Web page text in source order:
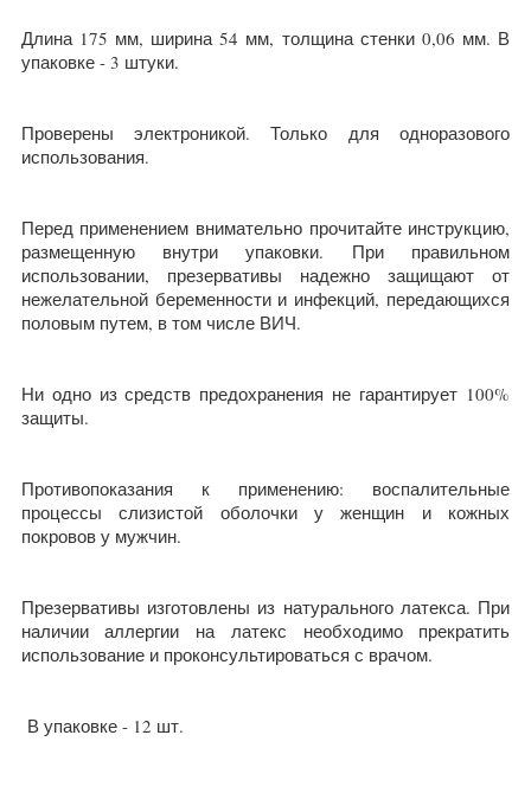
Длина 175 мм, ширина 54 мм, толщина стенки 0,06 мм. В
упаковке - 3 штуки.
Проверены электроникой. Только для одноразового
использования.
Перед применением внимательно прочитайте инструкцию,
размещенную внутри упаковки. При правильном
использовании, презервативы надежно защищают от
нежелательной беременности и инфекций, передающихся
половым путем, в том числе ВИЧ.
Ни одно из средств предохранения не гарантирует 100%
защиты.
Противопоказания к применению: воспалительные
процессы слизистой оболочки у женщин и кожных
покровов у мужчин.
Презервативы изготовлены из натурального латекса. При
наличии аллергии на латекс необходимо прекратить
использование и проконсультироваться с врачом.
В упаковке - 12 шт.